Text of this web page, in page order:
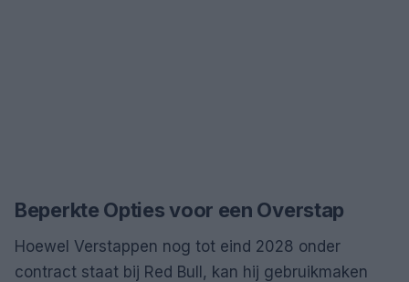
Beperkte Opties voor een Overstap
Hoewel Verstappen nog tot eind 2028 onder
contract staat bij Red Bull, kan hij gebruikmaken